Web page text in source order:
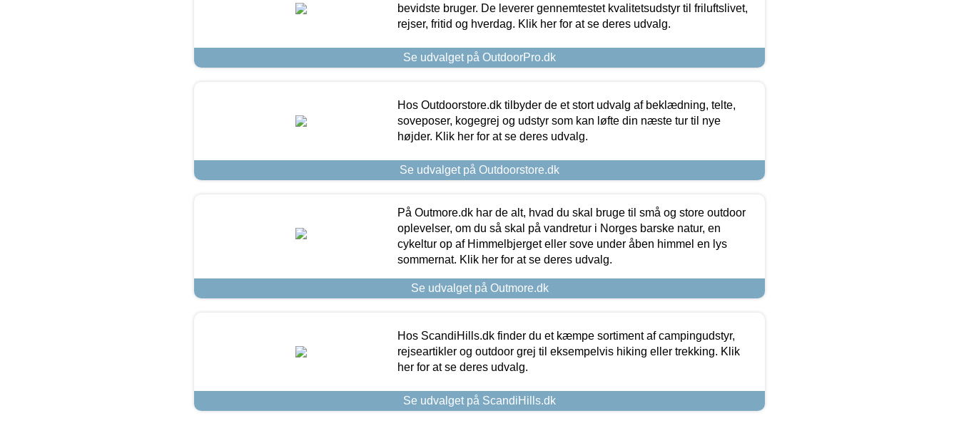
bevidste bruger. De leverer gennemtestet kvalitetsudstyr til friluftslivet,
rejser, fritid og hverdag. Klik her for at se deres udvalg.
Se udvalget på OutdoorPro.dk
Hos Outdoorstore.dk tilbyder de et stort udvalg af beklædning, telte,
soveposer, kogegrej og udstyr som kan løfte din næste tur til nye
højder. Klik her for at se deres udvalg.
Se udvalget på Outdoorstore.dk
På Outmore.dk har de alt, hvad du skal bruge til små og store outdoor
oplevelser, om du så skal på vandretur i Norges barske natur, en
cykeltur op af Himmelbjerget eller sove under åben himmel en lys
sommernat. Klik her for at se deres udvalg.
Se udvalget på Outmore.dk
Hos ScandiHills.dk finder du et kæmpe sortiment af campingudstyr,
rejseartikler og outdoor grej til eksempelvis hiking eller trekking. Klik
her for at se deres udvalg.
Se udvalget på ScandiHills.dk